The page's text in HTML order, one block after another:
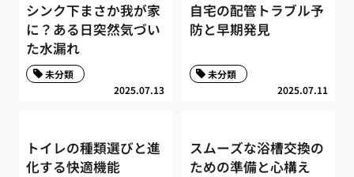
シンク下まさか我が家
に？ある日突然気づい
た水漏れ
2025.07.13
未分類
自宅の配管トラブル予
防と早期発見
2025.07.11
未分類
トイレの種類選びと進
化する快適機能
スムーズな浴槽交換の
ための準備と心構え